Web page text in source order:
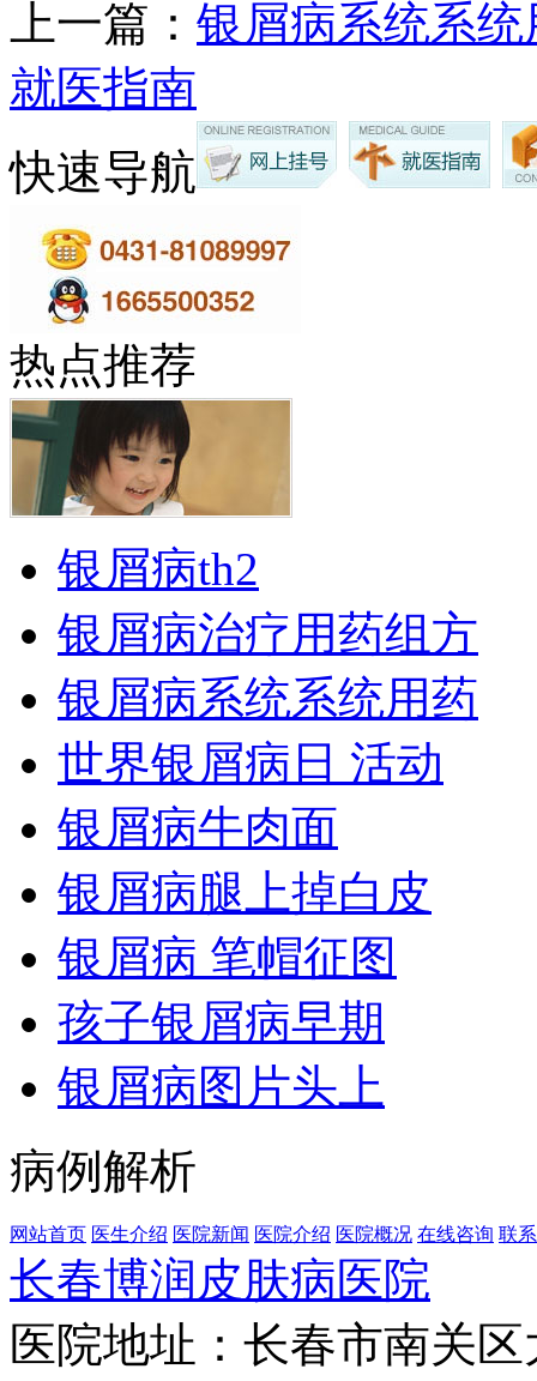
上一篇： 银屑病系统系统
就医指南
快速导航
热点推荐
银屑病th2
银屑病治疗用药组方
银屑病系统系统用药
世界银屑病日 活动
银屑病牛肉面
银屑病腿上掉白皮
银屑病 笔帽征图
孩子银屑病早期
银屑病图片头上
病例解析
网站首页 医生介绍 医院新闻 医院介绍 医院概况 在线咨询 联
长春博润皮肤病医院
医院地址：长春市南关